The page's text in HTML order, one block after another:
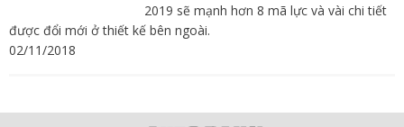
2019 sẽ mạnh hơn 8 mã lực và vài chi tiết
được đổi mới ở thiết kế bên ngoài.
02/11/2018